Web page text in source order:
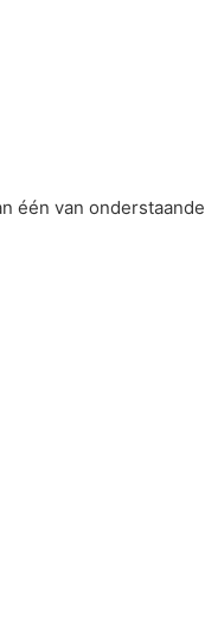
één van onderstaande